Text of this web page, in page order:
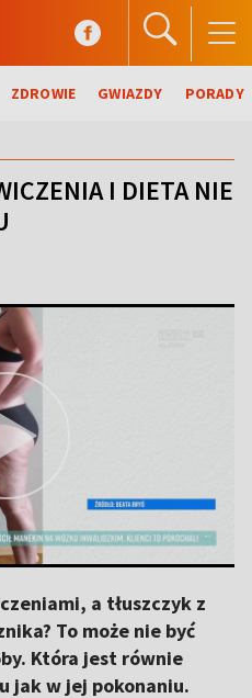
ZDROWIE GWIAZDY PORADY
I DIETA NIE
a tłuszczyk z
To może nie być
Która jest równie
jak w jej pokonaniu.